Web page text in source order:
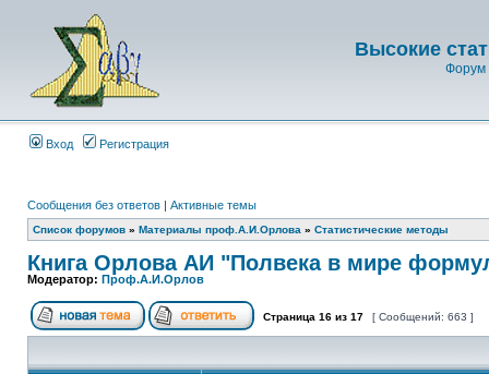
Высокие
Форум
Вход Регистрация
Сообщения без ответов | Активные темы
Список форумов » Материалы проф.А.И.Орлова » Статистические методы
Книга Орлова АИ "Полвека в мире
Модератор: Проф.А.И.Орлов
Страница 16 из 17 [ Сообщений: 663 ]